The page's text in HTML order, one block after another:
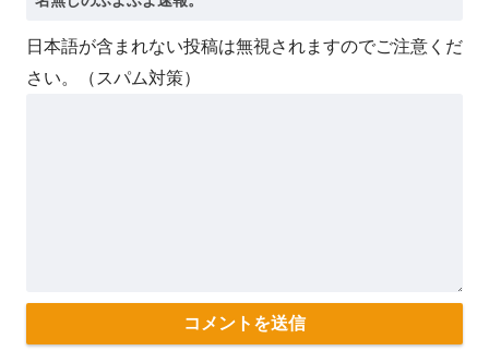
日本語が含まれない投稿は無視されますのでご注意くだ
さい。（スパム対策）